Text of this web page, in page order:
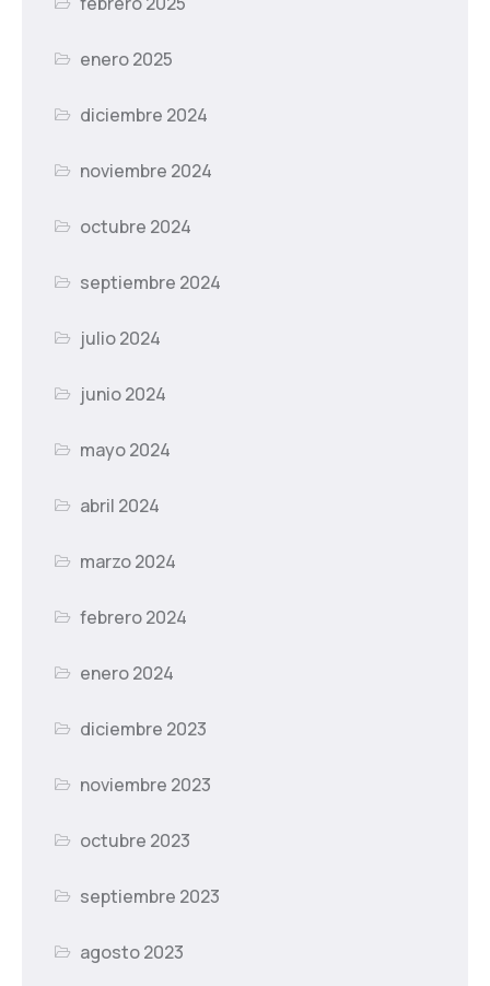
enero 2025
diciembre 2024
noviembre 2024
octubre 2024
septiembre 2024
julio 2024
junio 2024
mayo 2024
abril 2024
marzo 2024
febrero 2024
enero 2024
diciembre 2023
noviembre 2023
octubre 2023
septiembre 2023
agosto 2023